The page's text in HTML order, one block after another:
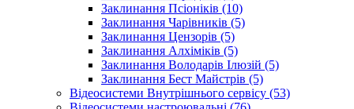
Заклинання Псіоніків (10)
Заклинання Чарівників (5)
Заклинання Цензорів (5)
Заклинання Алхіміків (5)
Заклинання Володарів Ілюзій (5)
Заклинання Бест Майстрів (5)
Відеосистеми Внутрішнього сервісу (53)